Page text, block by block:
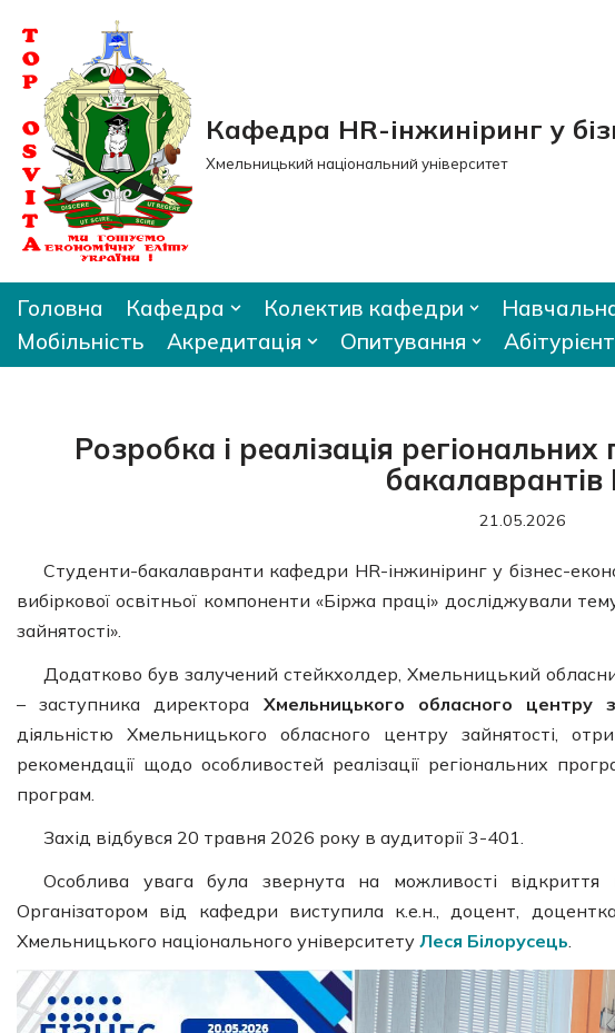
Перейти
до
вмісту
Кафедра HR-інжиніринг у
Хмельницький національний університет
Головна Кафедра Колектив кафедри
Мобільність
Акредитація Опитування
Розробка і реалізація
бакалаврантів
21.05.2026
Студенти-бакалавранти кафедри HR-інжиніринг у бізнес-
вибіркової освітньої компоненти «Біржа праці» досліджували
зайнятості».
Додатково був залучений стейкхолдер, Хмельницький
– заступника директора Хмельницького обласного центру
діяльністю Хмельницького обласного центру зайнятості,
рекомендації щодо особливостей реалізації регіональних
програм.
Захід відбувся 20 травня 2026 року в аудиторії 3-401.
Особлива увага була звернута на можливості відкриття
Організатором від кафедри виступила к.е.н., доцент,
Хмельницького національного університету Леся Білорусець.